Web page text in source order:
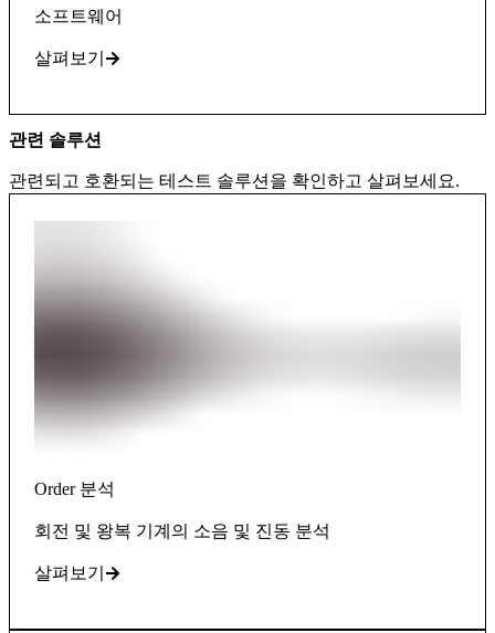
소프트웨어
살펴보기
관련 솔루션
관련되고 호환되는 테스트 솔루션을 확인하고 살펴보세요.
Order 분석
회전 및 왕복 기계의 소음 및 진동 분석
살펴보기